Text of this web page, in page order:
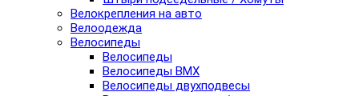
Велокрепления на авто
Велоодежда
Велосипеды
Велосипеды
Велосипеды BMX
Велосипеды двухподвесы